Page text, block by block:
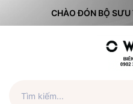
CHÀO ĐÓN BỘ